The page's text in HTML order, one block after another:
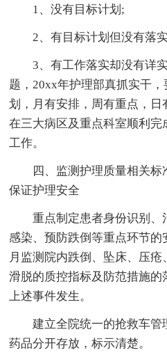
1、没有目标计划;
2、有目标计划但没有落实
3、有工作落实却没有详
题，20xx年护理部真抓实干
划，月有安排，周有重点，日
在三大病区及重点科室顺利
工作。
四、监测护理质量相关标
保证护理安全
重点制定患者身份识别
感染、预防跌倒等重点环节
月监测院内跌倒、坠床、压
滑脱的质控指标及防范措施的
上述事件发生。
建立全院统一的抢救车管
药品分开存放，标示清楚。